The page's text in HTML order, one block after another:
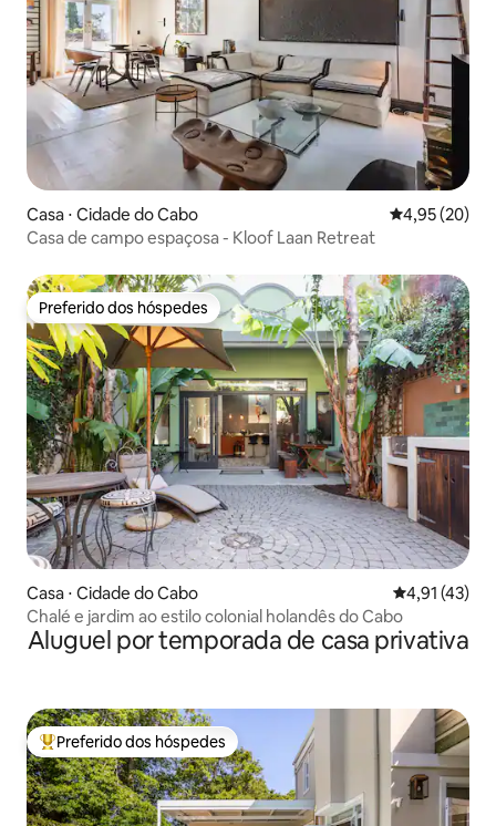
Casa ⋅ Cidade do Cabo 4,95 de uma
4,95 (20)
Casa de campo espaçosa - Kloof Laan Retreat
Preferido dos hóspedes
Preferido dos hóspedes
Casa ⋅ Cidade do Cabo 4,91 de uma
4,91 (43)
Chalé e jardim ao estilo colonial holandês do Cabo
Aluguel por temporada de casa privativa
Entre os melhores preferidos dos hóspedes
Preferido dos hóspedes